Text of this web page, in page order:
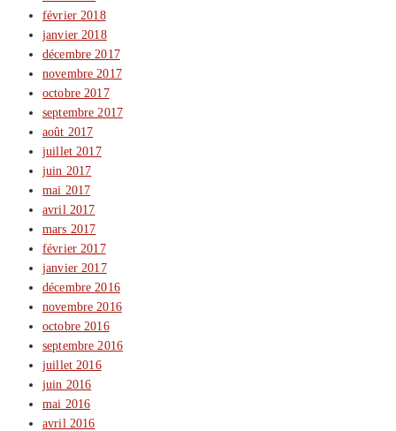
février 2018
janvier 2018
décembre 2017
novembre 2017
octobre 2017
septembre 2017
août 2017
juillet 2017
juin 2017
mai 2017
avril 2017
mars 2017
février 2017
janvier 2017
décembre 2016
novembre 2016
octobre 2016
septembre 2016
juillet 2016
juin 2016
mai 2016
avril 2016